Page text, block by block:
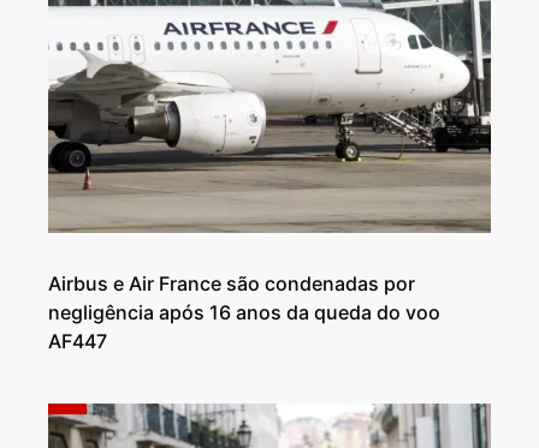
Airbus e Air France são condenadas por
negligência após 16 anos da queda do voo
AF447